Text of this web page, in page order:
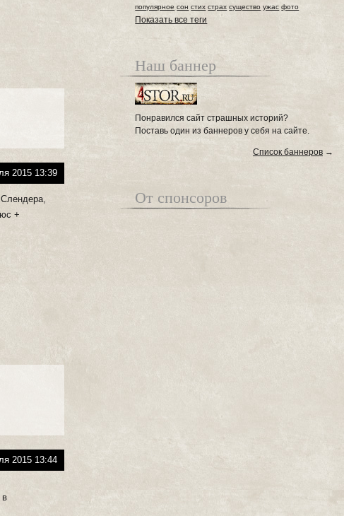
2015 13:39
+
2015 13:44
в
популярное сон стих страх существо ужас фото
Показать все теги
Наш баннер
Понравился сайт страшных историй?
Поставь один из баннеров у себя на сайте.
Список баннеров →
От спонсоров